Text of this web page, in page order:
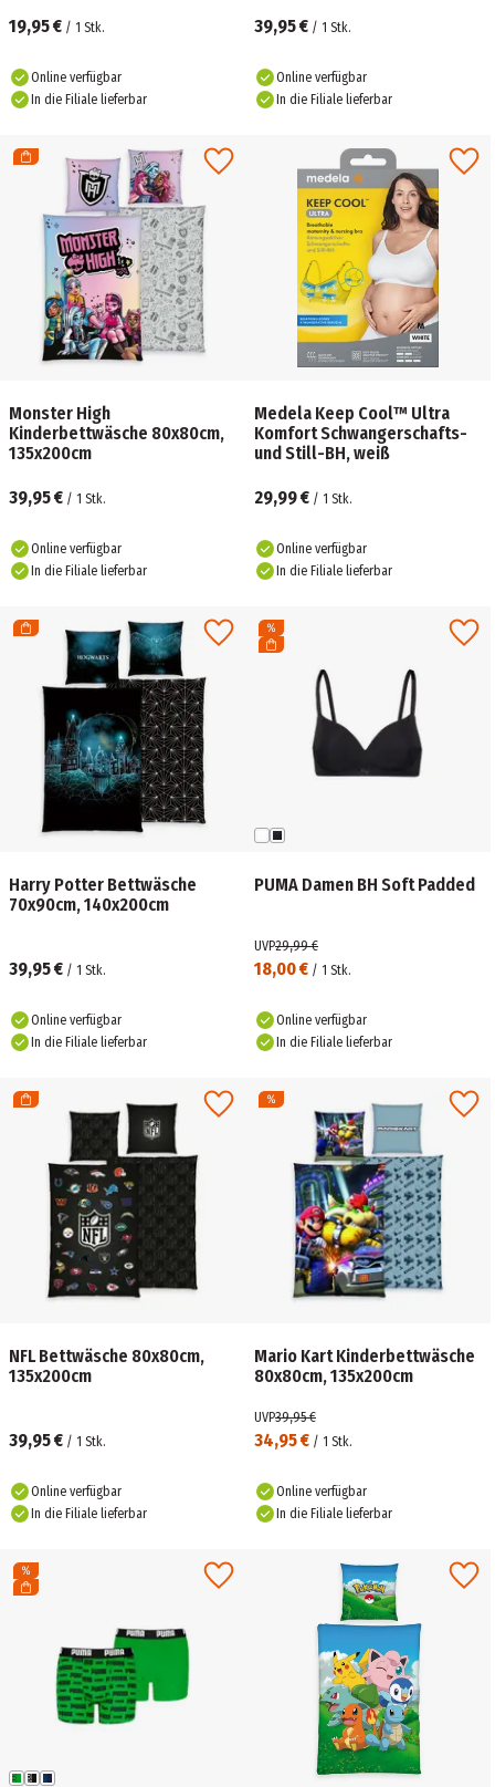
19,95 € / 1 Stk.
Online verfügbar
In die Filiale lieferbar
39,95 € / 1 Stk.
Online verfügbar
In die Filiale lieferbar
Monster High
Kinderbettwäsche 80x80cm,
135x200cm
39,95 € / 1 Stk.
Online verfügbar
In die Filiale lieferbar
Medela Keep Cool™ Ultra
Komfort Schwangerschafts-
und Still-BH, weiß
29,99 € / 1 Stk.
Online verfügbar
In die Filiale lieferbar
Harry Potter Bettwäsche
70x90cm, 140x200cm
39,95 € / 1 Stk.
Online verfügbar
In die Filiale lieferbar
PUMA Damen BH Soft Padded
18,00 € / 1 Stk.
UVP29,99 €
Online verfügbar
In die Filiale lieferbar
NFL Bettwäsche 80x80cm,
135x200cm
39,95 € / 1 Stk.
Online verfügbar
In die Filiale lieferbar
Mario Kart Kinderbettwäsche
80x80cm, 135x200cm
34,95 € / 1 Stk.
UVP39,95 €
Online verfügbar
In die Filiale lieferbar